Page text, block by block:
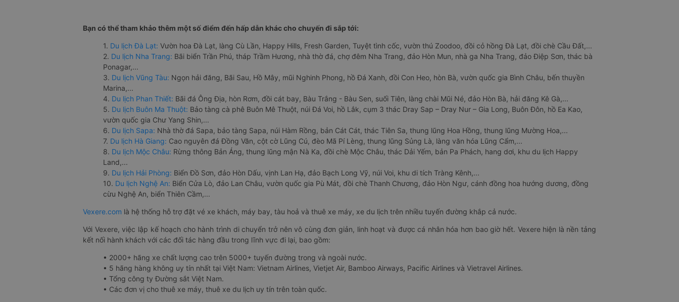
Bạn có thể tham khảo thêm một số điểm đến hấp dẫn khác cho chuyến đi sắp tới:
1. Du lịch Đà Lạt: Vườn hoa Đà Lạt, làng Cù Lần, Happy Hills, Fresh Garden, Tuyệt tình cốc, vườn thú Zoodoo, đồi cỏ hồng Đà Lạt, đồi chè Cầu Đất,...
2. Du lịch Nha Trang: Bãi biển Trần Phú, tháp Trầm Hương, nhà thờ đá, chợ đêm Nha Trang, đảo Hòn Mun, nhà ga Nha Trang, đảo Điệp Sơn, thác bà
Ponagar,...
3. Du lịch Vũng Tàu: Ngọn hải đăng, Bãi Sau, Hồ Mây, mũi Nghinh Phong, hồ Đá Xanh, đồi Con Heo, hòn Bà, vườn quốc gia Bình Châu, bến thuyền
Marina,...
4. Du lịch Phan Thiết: Bãi đá Ông Địa, hòn Rơm, đồi cát bay, Bàu Trắng - Bàu Sen, suối Tiên, làng chài Mũi Né, đảo Hòn Bà, hải đăng Kê Gà,...
5. Du lịch Buôn Ma Thuột: Bảo tàng cà phê Buôn Mê Thuột, núi Đá Voi, hồ Lắk, cụm 3 thác Dray Sap – Dray Nur – Gia Long, Buôn Đôn, hồ Ea Kao,
vườn quốc gia Chư Yang Shin,...
6. Du lịch Sapa: Nhà thờ đá Sapa, bảo tàng Sapa, núi Hàm Rồng, bản Cát Cát, thác Tiên Sa, thung lũng Hoa Hồng, thung lũng Mường Hoa,...
7. Du lịch Hà Giang: Cao nguyên đá Đồng Văn, cột cờ Lũng Cú, đèo Mã Pí Lèng, thung lũng Sủng Là, làng văn hóa Lũng Cẩm,...
8. Du lịch Mộc Châu: Rừng thông Bản Áng, thung lũng mận Nà Ka, đồi chè Mộc Châu, thác Dải Yếm, bản Pa Phách, hang dơi, khu du lịch Happy
Land,...
9. Du lịch Hải Phòng: Biển Đồ Sơn, đảo Hòn Dấu, vịnh Lan Hạ, đảo Bạch Long Vỹ, núi Voi, khu di tích Tràng Kênh,...
10. Du lịch Nghệ An: Biển Cửa Lò, đảo Lan Châu, vườn quốc gia Pù Mát, đồi chè Thanh Chương, đảo Hòn Ngư, cánh đồng hoa hướng dương, đồng
cừu Nghệ An, biển Thiên Cầm,...
Vexere.com là hệ thống hỗ trợ đặt vé xe khách, máy bay, tàu hoả và thuê xe máy, xe du lịch trên nhiều tuyến đường khắp cả nước.
Với Vexere, việc lập kế hoạch cho hành trình di chuyển trở nên vô cùng đơn giản, linh hoạt và được cá nhân hóa hơn bao giờ hết. Vexere hiện là nền tảng
kết nối hành khách với các đối tác hàng đầu trong lĩnh vực đi lại, bao gồm:
• 2000+ hãng xe chất lượng cao trên 5000+ tuyến đường trong và ngoài nước.
• 5 hãng hàng không uy tín nhất tại Việt Nam: Vietnam Airlines, Vietjet Air, Bamboo Airways, Pacific Airlines và Vietravel Airlines.
• Tổng công ty Đường sắt Việt Nam.
• Các đơn vị cho thuê xe máy, thuê xe du lịch uy tín trên toàn quốc.